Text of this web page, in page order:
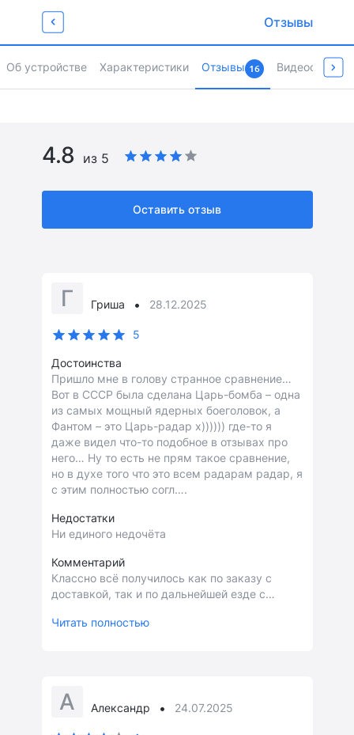
Newget500
Об устройстве Характеристики Отзывы 16 Видеообзоры
Отзывы
4.8 из 5
Оставить отзыв
Г Гриша • 28.12.2025
5
Достоинства
Пришло мне в голову странное сравнение…
Вот в СССР была сделана Царь-бомба – одна
из самых мощный ядерных боеголовок, а
Фантом – это Царь-радар х)))))) где-то я
даже видел что-то подобное в отзывах про
него… Ну то есть не прям такое сравнение,
но в духе того что это всем радарам радар, я
с этим полностью согл….
Недостатки
Ни единого недочёта
Комментарий
Классно всё получилось как по заказу с
доставкой, так и по дальнейшей езде с
обновления в двух вариантах с приложения
Читать полностью
А Александр • 24.07.2025